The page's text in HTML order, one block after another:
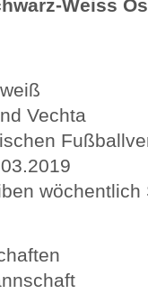
Weiss
Vechta
wöchentlich